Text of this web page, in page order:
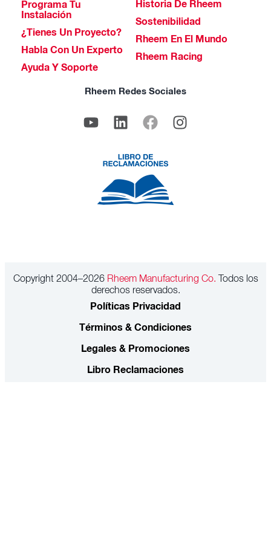
Programa Tu
Instalación
¿Tienes Un Proyecto?
Habla Con Un Experto
Ayuda Y Soporte
Historia De Rheem
Sostenibilidad
Rheem En El Mundo
Rheem Racing
Rheem Redes Sociales
Copyright 2004–2026Rheem Manufacturing Co. Todos los
derechos reservados.
Políticas Privacidad
Términos & Condiciones
Legales & Promociones
Libro Reclamaciones